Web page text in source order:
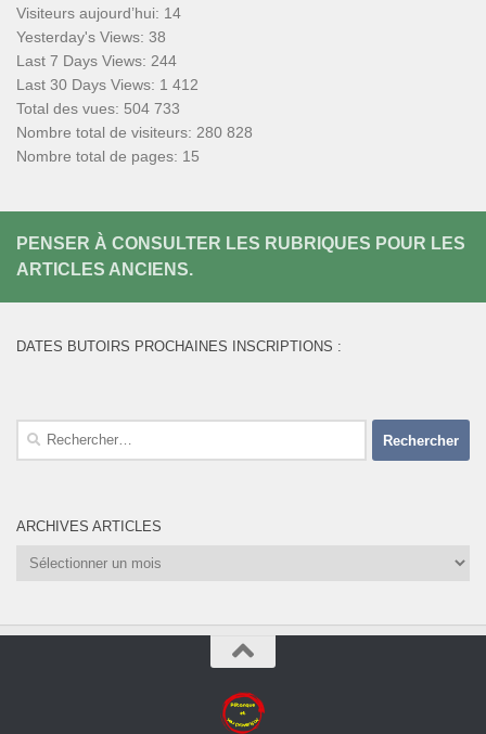
Visiteurs aujourd’hui: 14
Yesterday's Views: 38
Last 7 Days Views: 244
Last 30 Days Views: 1 412
Total des vues: 504 733
Nombre total de visiteurs: 280 828
Nombre total de pages: 15
PENSER À CONSULTER LES RUBRIQUES POUR LES
ARTICLES ANCIENS.
DATES BUTOIRS PROCHAINES INSCRIPTIONS :
Rechercher :
ARCHIVES ARTICLES
Archives